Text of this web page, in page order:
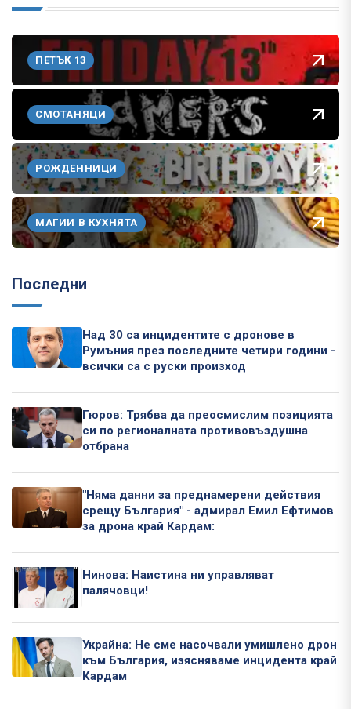
ПЕТЪК 13
СМОТАНЯЦИ
РОЖДЕННИЦИ
МАГИИ В КУХНЯТА
Последни
Над 30 са инцидентите с дронове в
Румъния през последните четири години -
всички са с руски произход
Гюров: Трябва да преосмислим позицията
си по регионалната противовъздушна
отбрана
"Няма данни за преднамерени действия
срещу България" - адмирал Емил Ефтимов
за дрона край Кардам:
Нинова: Наистина ни управляват
палячовци!
Украйна: Не сме насочвали умишлено дрон
към България, изясняваме инцидента край
Кардам